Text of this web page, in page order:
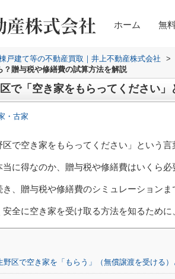
ホーム 無
戸建て等の不動産買取｜井上不動産株式会社 >
？贈与税や修繕費の試算方法を解説
で「空き家をもらってください
・古家
区で空き家をもらってください」という
当に得なのか、贈与税や修繕費はいくら
き、贈与税や修繕費のシミュレーション
安全に空き家を受け取る方法を知るために
野区で空き家を「もらう」（無償譲渡を受ける